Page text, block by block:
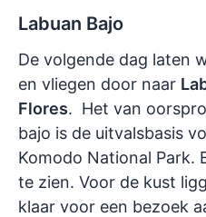
Labuan Bajo
De volgende dag laten
en vliegen door naar
Flores. Het van
bajo is de uitvalsbasis
Komodo National Park.
te zien. Voor de kust
klaar voor een bezoek